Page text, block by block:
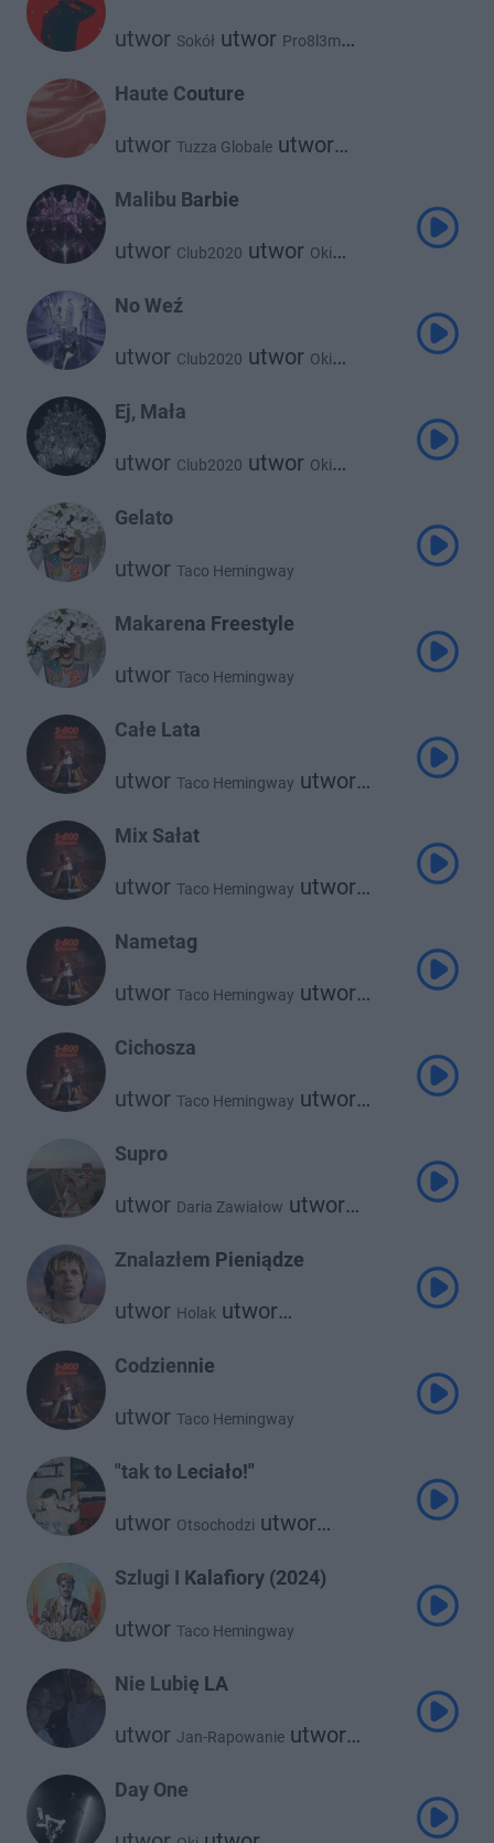
utwor Sokół utwor Pro8l3m
Taco Hemingway
Haute Couture
utwor Tuzza Globale utwor
Malibu Barbie
utwor Club2020 utwor Oki
Taco Hemingway
No Weź
utwor Club2020 utwor Oki
Taco Hemingway
Young Leosia
Ej, Mała
utwor Club2020 utwor Oki
Otsochodzi
Gelato
utwor Taco Hemingway
Makarena Freestyle
utwor Taco Hemingway
Całe Lata
utwor Taco Hemingway utwor
Mix Sałat
utwor Taco Hemingway utwor
Nametag
utwor Taco Hemingway utwor
Cichosza
utwor Taco Hemingway utwor
Supro
utwor Daria Zawiałow utwor
Znalazłem Pieniądze
utwor Holak utwor
Codziennie
utwor Taco Hemingway
"tak to Leciało!"
utwor Otsochodzi utwor
Szlugi I Kalafiory (2024)
utwor Taco Hemingway
Nie Lubię LA
utwor Jan-Rapowanie utwor
Day One